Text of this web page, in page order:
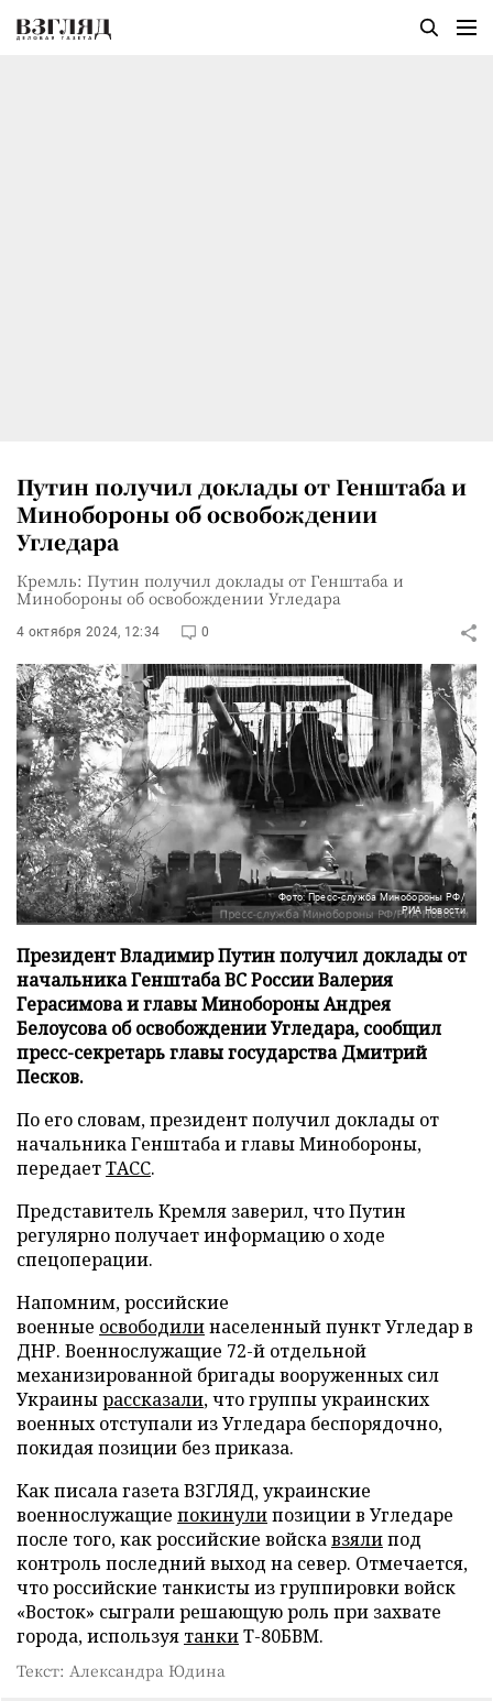
Путин получил доклады от Генштаба и
Минобороны об освобождении
Угледара
Кремль: Путин получил доклады от Генштаба и
Минобороны об освобождении Угледара
4 октября 2024, 12:34 0
Фото: Пресс-служба Минобороны РФ/
РИА Новости
Президент Владимир Путин получил доклады от
начальника Генштаба ВС России Валерия
Герасимова и главы Минобороны Андрея
Белоусова об освобождении Угледара, сообщил
пресс-секретарь главы государства Дмитрий
Песков.
По его словам, президент получил доклады от
начальника Генштаба и главы Минобороны,
передаетТАСС.
Представитель Кремля заверил, что Путин
регулярно получает информацию о ходе
спецоперации.
Напомним, российские
военные освободилинаселенный пункт Угледар в
ДНР. Военнослужащие 72-й отдельной
механизированной бригады вооруженных сил
Украинырассказали, что группы украинских
военных отступали из Угледара беспорядочно,
покидая позиции без приказа.
Как писала газета ВЗГЛЯД, украинские
военнослужащие покинулипозиции в Угледаре
после того, как российские войскавзялипод
контроль последний выход на север. Отмечается,
что российские танкисты из группировки войск
«Восток» сыграли решающую роль при захвате
города, используя танкиТ-80БВМ.
Текст: Александра Юдина